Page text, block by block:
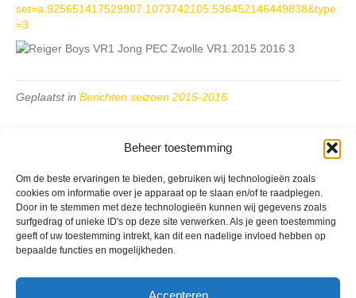
Beheer toestemming
Om de beste ervaringen te bieden, gebruiken wij technologieën zoals
cookies om informatie over je apparaat op te slaan en/of te raadplegen.
Door in te stemmen met deze technologieën kunnen wij gegevens zoals
surfgedrag of unieke ID's op deze site verwerken. Als je geen toestemming
geeft of uw toestemming intrekt, kan dit een nadelige invloed hebben op
bepaalde functies en mogelijkheden.
Accepteren
set=a.925651417529907.1073742105.536452146449838&type
=3
Geplaatst in Berichten seizoen 2015-2016
VV Reiger Boys
De Wending, Lotte Beesedijk 1
1705 NA Heerhugowaard
Reglementen